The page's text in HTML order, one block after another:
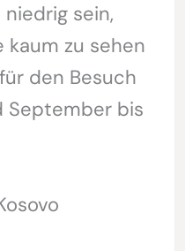
sein,
kaum zu sehen
den Besuch
September bis